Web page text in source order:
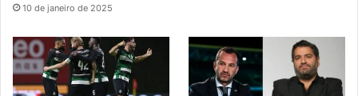
10 de janeiro de 2025